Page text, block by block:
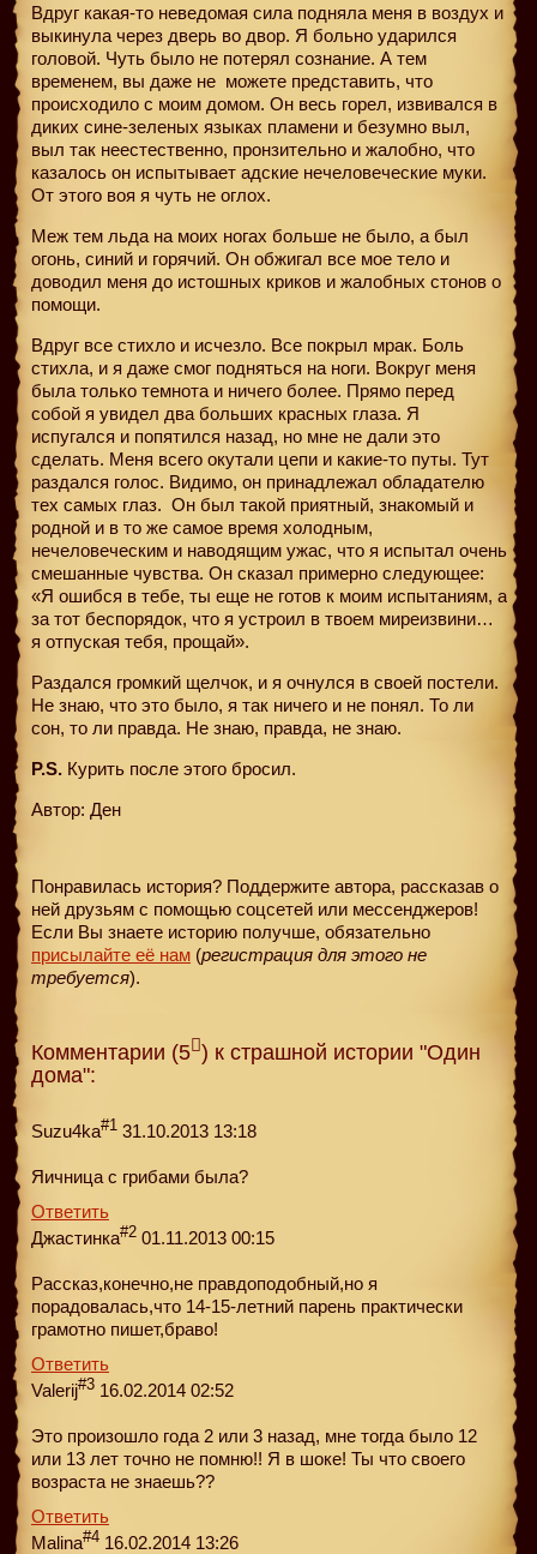
Вдруг какая-то неведомая сила подняла меня в воздух и
выкинула через дверь во двор. Я больно ударился
головой. Чуть было не потерял сознание. А тем
временем, вы даже не можете представить, что
происходило с моим домом. Он весь горел, извивался в
диких сине-зеленых языках пламени и безумно выл,
выл так неестественно, пронзительно и жалобно, что
казалось он испытывает адские нечеловеческие муки.
От этого воя я чуть не оглох.
Меж тем льда на моих ногах больше не было, а был
огонь, синий и горячий. Он обжигал все мое тело и
доводил меня до истошных криков и жалобных стонов о
помощи.
Вдруг все стихло и исчезло. Все покрыл мрак. Боль
стихла, и я даже смог подняться на ноги. Вокруг меня
была только темнота и ничего более. Прямо перед
собой я увидел два больших красных глаза. Я
испугался и попятился назад, но мне не дали это
сделать. Меня всего окутали цепи и какие-то путы. Тут
раздался голос. Видимо, он принадлежал обладателю
тех самых глаз. Он был такой приятный, знакомый и
родной и в то же самое время холодным,
нечеловеческим и наводящим ужас, что я испытал очень
смешанные чувства. Он сказал примерно следующее:
«Я ошибся в тебе, ты еще не готов к моим испытаниям, а
за тот беспорядок, что я устроил в твоем миреизвини…
я отпуская тебя, прощай».
Раздался громкий щелчок, и я очнулся в своей постели.
Не знаю, что это было, я так ничего и не понял. То ли
сон, то ли правда. Не знаю, правда, не знаю.
P.S. Курить после этого бросил.
Автор: Ден
Понравилась история? Поддержите автора, рассказав о
ней друзьям с помощью соцсетей или мессенджеров!
Если Вы знаете историю получше, обязательно
присылайте её нам (регистрация для этого не
требуется).
Комментарии (5 ) к страшной истории "Один
дома":
Suzu4ka#1 31.10.2013 13:18
Яичница с грибами была?
Ответить
Джастинка#2 01.11.2013 00:15
Рассказ,конечно,не правдоподобный,но я
порадовалась,что 14-15-летний парень практически
грамотно пишет,браво!
Ответить
Valerij#3 16.02.2014 02:52
Это произошло года 2 или 3 назад, мне тогда было 12
или 13 лет точно не помню!! Я в шоке! Ты что своего
возраста не знаешь??
Ответить
Malina#4 16.02.2014 13:26